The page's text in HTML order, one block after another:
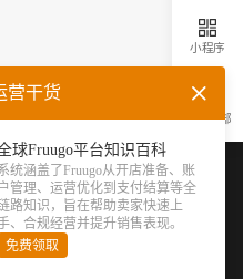
小程序
返回顶部
官方公众号
营干货
球Fruugo平台知识百科
统涵盖了Fruugo从开店准备、账
管理、运营优化到支付结算等全
路知识，旨在帮助卖家快速上
、合规经营并提升销售表现。
免费领取